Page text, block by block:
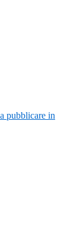
pubblicare in